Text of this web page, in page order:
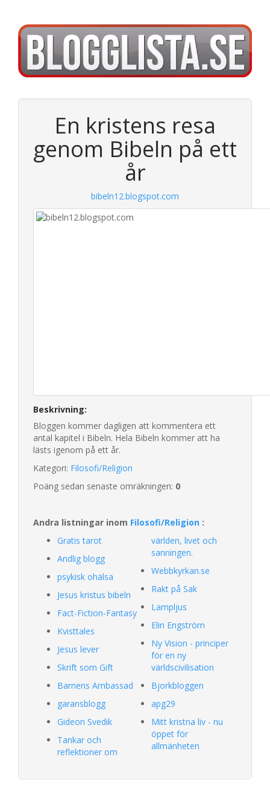
En kristens resa
genom Bibeln på ett
år
bibeln12.blogspot.com
Beskrivning:
Bloggen kommer dagligen att kommentera ett
antal kapitel i Bibeln. Hela Bibeln kommer att ha
lästs igenom på ett år.
Kategori: Filosofi/Religion
Poäng sedan senaste omräkningen: 0
Andra listningar inom Filosofi/Religion :
Gratis tarot
Andlig blogg
psykisk ohälsa
Jesus kristus bibeln
Fact-Fiction-Fantasy
Kvisttales
Jesus lever
Skrift som Gift
Barnens Ambassad
garansblogg
Gideon Svedik
Tankar och
reflektioner om
världen, livet och
sanningen.
Webbkyrkan.se
Rakt på Sak
Lampljus
Elin Engström
Ny Vision - principer
för en ny
världscivilisation
Bjorkbloggen
apg29
Mitt kristna liv - nu
öppet för
allmänheten